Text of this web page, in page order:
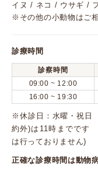
イヌ / ネコ / ウサギ /
※その他の小動物はご
診療時間
診察時間
09:00 ~ 12:00
16:00 ~ 19:30
※休診日：水曜・祝
約外)は11時までです
は行っておりません)
正確な診療時間は動物